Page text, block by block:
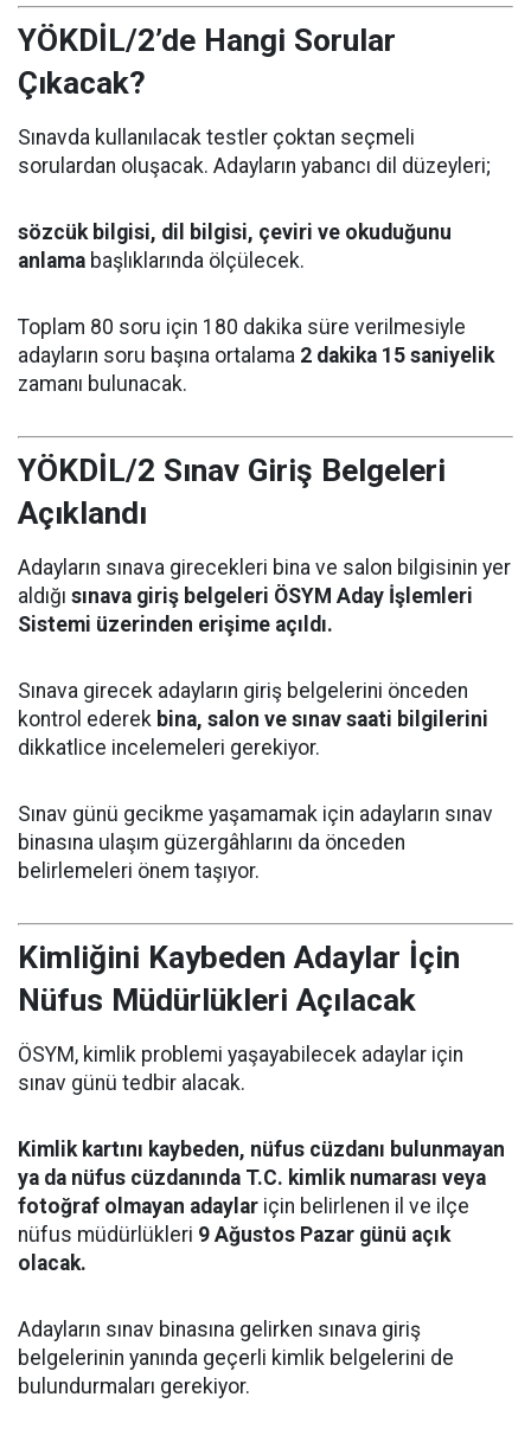
YÖKDİL/2’de Hangi Sorular
Çıkacak?
Sınavda kullanılacak testler çoktan seçmeli
sorulardan oluşacak. Adayların yabancı dil düzeyleri;
sözcük bilgisi, dil bilgisi, çeviri ve okuduğunu
anlama başlıklarında ölçülecek.
Toplam 80 soru için 180 dakika süre verilmesiyle
adayların soru başına ortalama 2 dakika 15 saniyelik
zamanı bulunacak.
YÖKDİL/2 Sınav Giriş Belgeleri
Açıklandı
Adayların sınava girecekleri bina ve salon bilgisinin yer
aldığı sınava giriş belgeleri ÖSYM Aday İşlemleri
Sistemi üzerinden erişime açıldı.
Sınava girecek adayların giriş belgelerini önceden
kontrol ederek bina, salon ve sınav saati bilgilerini
dikkatlice incelemeleri gerekiyor.
Sınav günü gecikme yaşamamak için adayların sınav
binasına ulaşım güzergâhlarını da önceden
belirlemeleri önem taşıyor.
Kimliğini Kaybeden Adaylar İçin
Nüfus Müdürlükleri Açılacak
ÖSYM, kimlik problemi yaşayabilecek adaylar için
sınav günü tedbir alacak.
Kimlik kartını kaybeden, nüfus cüzdanı bulunmayan
ya da nüfus cüzdanında T.C. kimlik numarası veya
fotoğraf olmayan adaylar için belirlenen il ve ilçe
nüfus müdürlükleri 9 Ağustos Pazar günü açık
olacak.
Adayların sınav binasına gelirken sınava giriş
belgelerinin yanında geçerli kimlik belgelerini de
bulundurmaları gerekiyor.